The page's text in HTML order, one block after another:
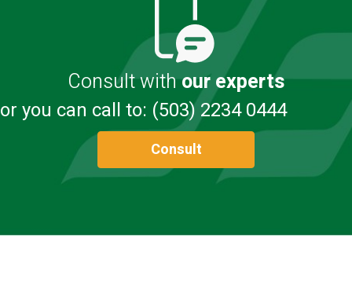
Consult withour experts
or you can call to: (503) 2234 0444
Consult